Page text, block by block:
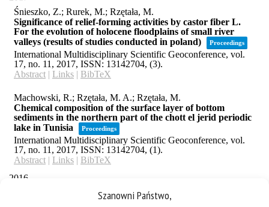
Szanowni Państwo,